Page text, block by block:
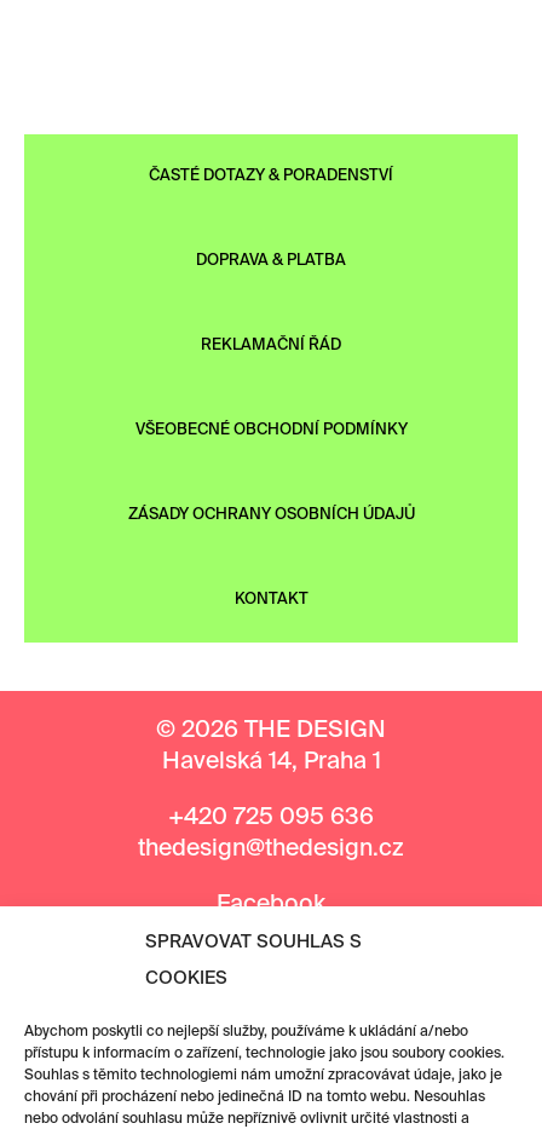
SPRAVOVAT SOUHLAS S
COOKIES
Abychom poskytli co nejlepší služby, používáme k ukládání a/nebo
přístupu k informacím o zařízení, technologie jako jsou soubory cookies.
Souhlas s těmito technologiemi nám umožní zpracovávat údaje, jako je
chování při procházení nebo jedinečná ID na tomto webu. Nesouhlas
nebo odvolání souhlasu může nepříznivě ovlivnit určité vlastnosti a
ČASTÉ DOTAZY & PORADENSTVÍ
DOPRAVA & PLATBA
REKLAMAČNÍ ŘÁD
VŠEOBECNÉ OBCHODNÍ PODMÍNKY
ZÁSADY OCHRANY OSOBNÍCH ÚDAJŮ
KONTAKT
© 2026 THE DESIGN
Havelská 14, Praha 1
+420 725 095 636
thedesign@thedesign.cz
Facebook
Instagram